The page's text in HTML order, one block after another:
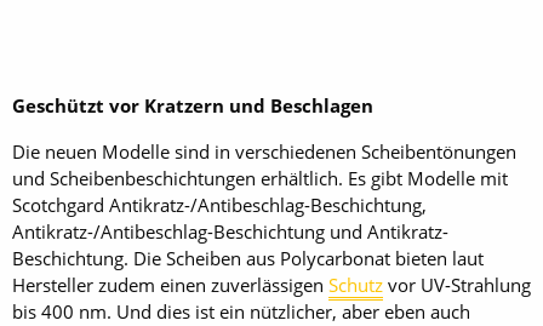
Geschützt vor Kratzern und Beschlagen
Die neuen Modelle sind in verschiedenen Scheibentönungen
und Scheibenbeschichtungen erhältlich. Es gibt Modelle mit
Scotchgard Antikratz-/Antibeschlag-Beschichtung,
Antikratz-/Antibeschlag-Beschichtung und Antikratz-
Beschichtung. Die Scheiben aus Polycarbonat bieten laut
Hersteller zudem einen zuverlässigen Schutz vor UV-Strahlung
bis 400 nm. Und dies ist ein nützlicher, aber eben auch